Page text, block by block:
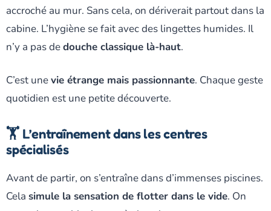
accroché au mur. Sans cela, on dériverait partout dans la
cabine. L’hygiène se fait avec des lingettes humides. Il
n’y a pas dedouche classique là-haut.
C’est unevie étrange mais passionnante. Chaque geste
quotidien est une petite découverte.
🏋️ L’entraînement dans les centres
spécialisés
Avant de partir, on s’entraîne dans d’immenses piscines.
Cela simule la sensation de flotter dans le vide. On